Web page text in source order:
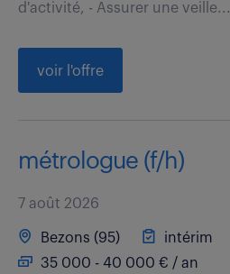
d'activité, - Assurer une veille...
voir l'offre
métrologue (f/h)
7 août 2026
Bezons (95) intérim
35 000 - 40 000 € / an